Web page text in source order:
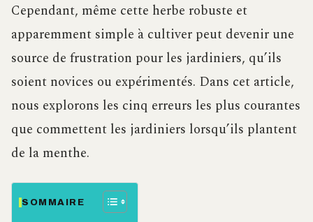
Cependant, même cette herbe robuste et
apparemment simple à cultiver peut devenir une
source de frustration pour les jardiniers, qu’ils
soient novices ou expérimentés. Dans cet article,
nous explorons les cinq erreurs les plus courantes
que commettent les jardiniers lorsqu’ils plantent
de la menthe.
SOMMAIRE